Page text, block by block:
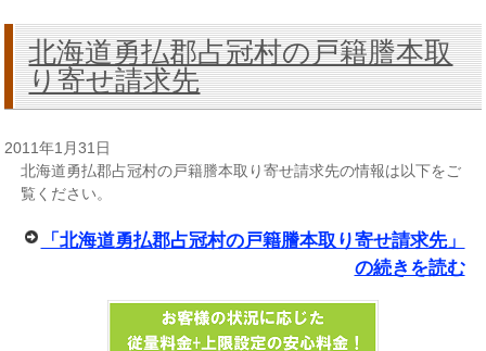
北海道勇払郡占冠村の戸籍謄本取
り寄せ請求先
2011年1月31日
北海道勇払郡占冠村の戸籍謄本取り寄せ請求先の情報は以下をご
覧ください。
「北海道勇払郡占冠村の戸籍謄本取り寄せ請求先」
の続きを読む